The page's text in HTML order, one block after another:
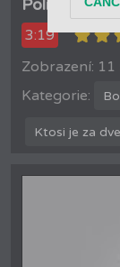
Polívka
3:19
Zobrazení: 11
Kategorie:
Ktosi je za